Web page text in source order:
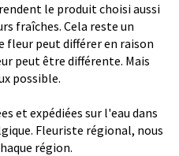
le produit choisi aussi
fraîches. Cela reste un
fleur peut différer en raison
peut être différente. Mais
possible.
et expédiées sur l'eau dans
Fleuriste régional, nous
région.